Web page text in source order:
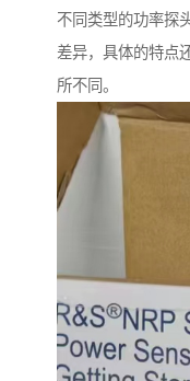
不同类型的功率探
差异，具体的特点
所不同。